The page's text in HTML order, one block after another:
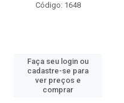
Código: 1648
Faça seu login ou
cadastre-se para
ver preços e
comprar